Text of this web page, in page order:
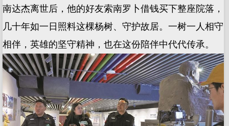
南达杰离世后，他的好友索南罗卜借钱买下整座院落，
几十年如一日照料这棵杨树、守护故居。一树一人相守
相伴，英雄的坚守精神，也在这份陪伴中代代传承。